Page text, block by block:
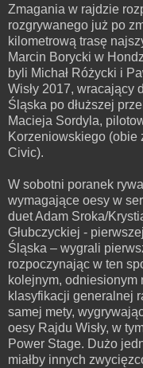
Zmagania w rajdzie
rozgrywanego już po
kilometrową trasę
Marcin Borycki w
byli Michał Różycki i
Wisły 2017, wracający
Śląska po dłuższej
Macieja Sordyla,
Korzeniowskiego (obie
Civic).
W sobotni poranek
wymagające oesy w
duet Adam Sroka/
Głubczyckiej -
Śląska – wygrali
rozpoczynając w ten
kolejnym,
klasyfikacji generalnej
samej mety,
oesy Rajdu Wisły, w
Power Stage. Dużo
miałby innych